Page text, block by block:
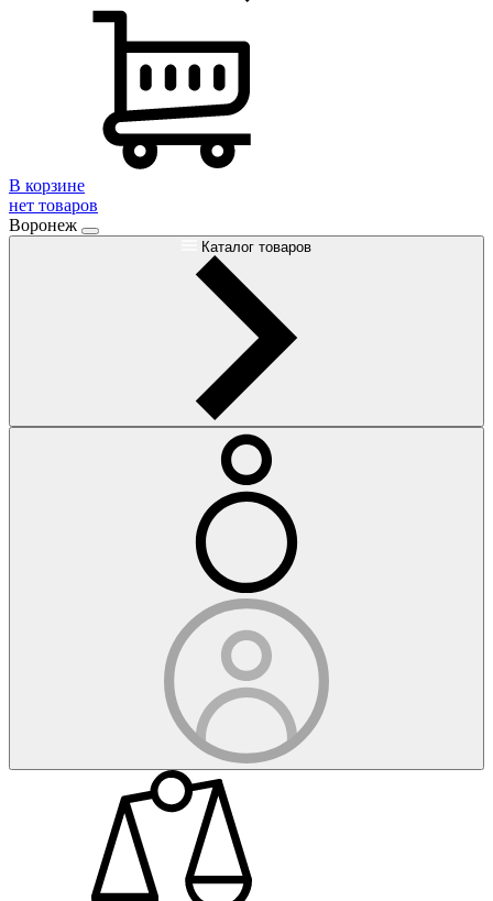
В корзине
нет товаров
Воронеж
Каталог товаров